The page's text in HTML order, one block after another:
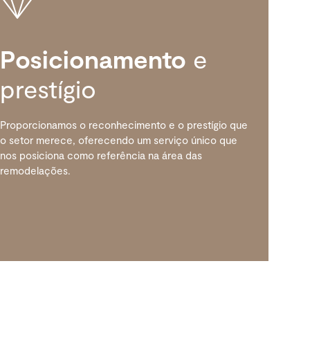
Posicionamento e
prestígio
Proporcionamos o reconhecimento e o prestígio que
o setor merece, oferecendo um serviço único que
nos posiciona como referência na área das
remodelações.